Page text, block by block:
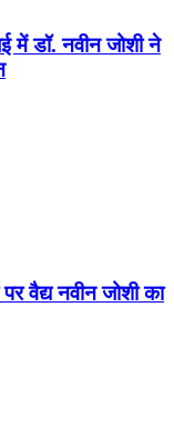
डॉ. नवीन जोशी ने
वैद्य नवीन जोशी का